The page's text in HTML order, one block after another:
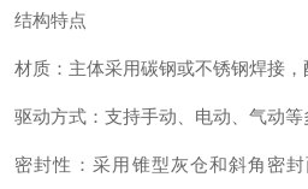
结构特点
材质‌：主体采用碳钢或不锈钢焊接，
驱动方式‌：支持手动、电动、气动等
密封性‌：采用锥型灰仓和斜角密